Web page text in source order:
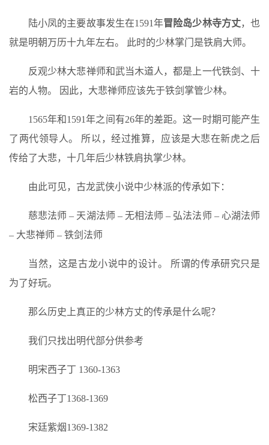
陆小凤的主要故事发生在1591年冒险岛少林寺方丈，也
就是明朝万历十九年左右。 此时的少林掌门是铁肩大师。
反观少林大悲禅师和武当木道人，都是上一代铁剑、十
岩的人物。 因此，大悲禅师应该先于铁剑掌管少林。
1565年和1591年之间有26年的差距。这一时期可能产生
了两代领导人。 所以，经过推算，应该是大悲在新虎之后
传给了大悲，十几年后少林铁肩执掌少林。
由此可见，古龙武侠小说中少林派的传承如下：
慈悲法师 – 天湖法师 – 无相法师 – 弘法法师 – 心湖法师
– 大悲禅师 – 铁剑法师
当然，这是古龙小说中的设计。 所谓的传承研究只是
为了好玩。
那么历史上真正的少林方丈的传承是什么呢？
我们只找出明代部分供参考
明宋西子丁 1360-1363
松西子丁1368-1369
宋廷紫烟1369-1382